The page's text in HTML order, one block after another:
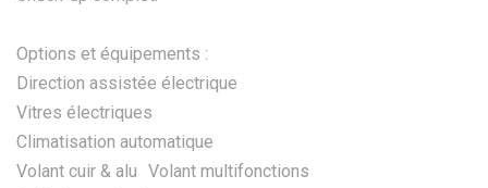
Options et équipements :
Direction assistée électrique
Vitres électriques
Climatisation automatique
Volant cuir & alu Volant multifonctions